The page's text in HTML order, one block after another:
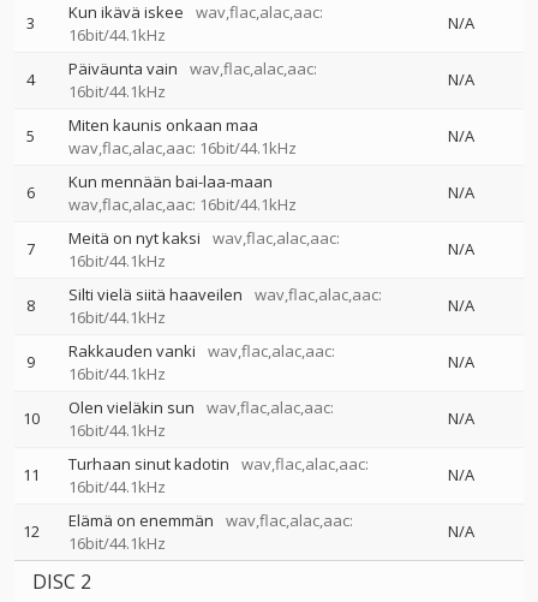
3 Kun ikävä iskee
wav,flac,alac,aac:
16bit/44.1kHz
N/A
4 Päiväunta vain
wav,flac,alac,aac:
16bit/44.1kHz
N/A
5
Miten kaunis onkaan maa
wav,flac,alac,aac: 16bit/44.1kHz
N/A
6
Kun mennään bai-laa-maan
wav,flac,alac,aac: 16bit/44.1kHz
N/A
7 Meitä on nyt kaksi
wav,flac,alac,aac:
16bit/44.1kHz
N/A
8 Silti vielä siitä haaveilen
wav,flac,alac,aac:
16bit/44.1kHz
N/A
9 Rakkauden vanki
wav,flac,alac,aac:
16bit/44.1kHz
N/A
10 Olen vieläkin sun
wav,flac,alac,aac:
16bit/44.1kHz
N/A
11 Turhaan sinut kadotin
wav,flac,alac,aac:
16bit/44.1kHz
N/A
12 Elämä on enemmän
wav,flac,alac,aac:
16bit/44.1kHz
N/A
DISC 2